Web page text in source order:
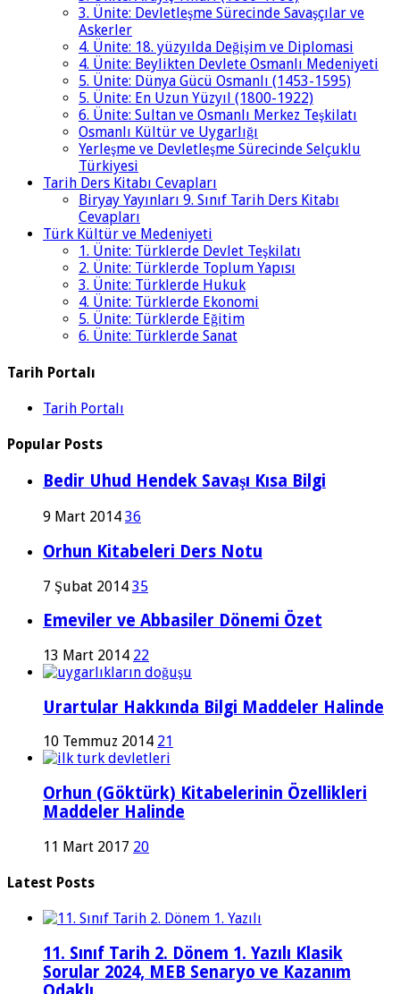
3. Ünite: Devletleşme Sürecinde Savaşçılar ve
Askerler
4. Ünite: 18. yüzyılda Değişim ve Diplomasi
4. Ünite: Beylikten Devlete Osmanlı Medeniyeti
5. Ünite: Dünya Gücü Osmanlı (1453-1595)
5. Ünite: En Uzun Yüzyıl (1800-1922)
6. Ünite: Sultan ve Osmanlı Merkez Teşkilatı
Osmanlı Kültür ve Uygarlığı
Yerleşme ve Devletleşme Sürecinde Selçuklu
Türkiyesi
Tarih Ders Kitabı Cevapları
Biryay Yayınları 9. Sınıf Tarih Ders Kitabı
Cevapları
Türk Kültür ve Medeniyeti
1. Ünite: Türklerde Devlet Teşkilatı
2. Ünite: Türklerde Toplum Yapısı
3. Ünite: Türklerde Hukuk
4. Ünite: Türklerde Ekonomi
5. Ünite: Türklerde Eğitim
6. Ünite: Türklerde Sanat
Tarih Portalı
Tarih Portalı
Popular Posts
Bedir Uhud Hendek Savaşı Kısa Bilgi
9 Mart 2014 36
Orhun Kitabeleri Ders Notu
7 Şubat 2014 35
Emeviler ve Abbasiler Dönemi Özet
13 Mart 2014 22
Urartular Hakkında Bilgi Maddeler Halinde
10 Temmuz 2014 21
Orhun (Göktürk) Kitabelerinin Özellikleri
Maddeler Halinde
11 Mart 2017 20
Latest Posts
11. Sınıf Tarih 2. Dönem 1. Yazılı Klasik
Sorular 2024, MEB Senaryo ve Kazanım